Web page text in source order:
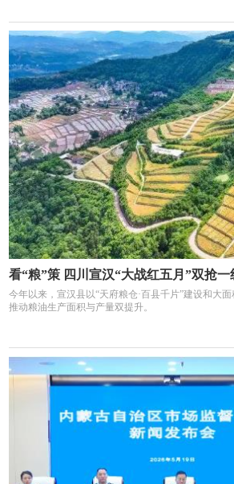
看“粮”策 四川宣汉“大战红五月”双抢一
今年以来，宣汉县以“天府粮仓·百县千片”建设和大
推动粮油生产面积与产量双提升。